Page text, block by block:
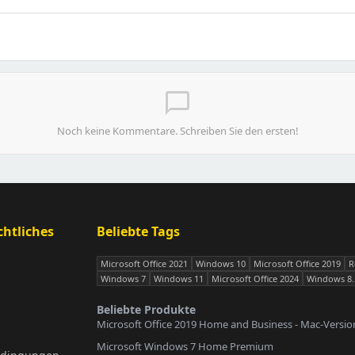
chat_bubble_outline
Noch keine Kommentare. Schreiben Sie den ersten!
Beliebte Tags
Microsoft Office 2021 Windows 10 Microsoft Office 2019
Windows 7
Windows 11 Microsoft Office 2024 Windows
Beliebte Produkte
Microsoft Office 2019 Home and Business - Mac-
Microsoft Windows 7 Home Premium